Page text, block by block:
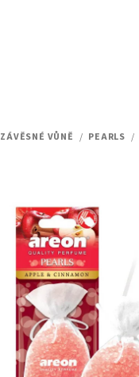
ZÁVĚSNÉ VŮNĚ / PEARLS /